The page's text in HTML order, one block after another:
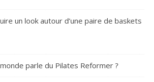
un look autour d’une paire de baskets
parle du Pilates Reformer ?